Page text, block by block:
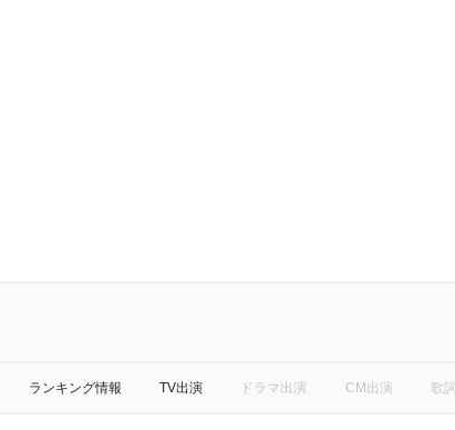
ランキング情報 TV出演 ドラマ出演 CM出演 歌詞